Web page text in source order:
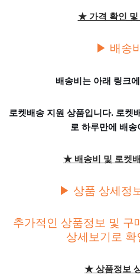
★ 가격 확인
▶ 배송
배송비는 아래 링크
로켓배송 지원 상품입니다. 로켓
로 하루만에 배
★ 배송비 및 로켓
▶ 상품 상세정
추가적인 상품정보 및 구
상세보기로
★ 상품정보